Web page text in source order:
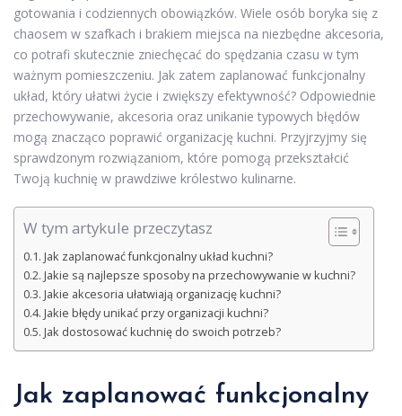
gotowania i codziennych obowiązków. Wiele osób boryka się z
chaosem w szafkach i brakiem miejsca na niezbędne akcesoria,
co potrafi skutecznie zniechęcać do spędzania czasu w tym
ważnym pomieszczeniu. Jak zatem zaplanować funkcjonalny
układ, który ułatwi życie i zwiększy efektywność? Odpowiednie
przechowywanie, akcesoria oraz unikanie typowych błędów
mogą znacząco poprawić organizację kuchni. Przyjrzyjmy się
sprawdzonym rozwiązaniom, które pomogą przekształcić
Twoją kuchnię w prawdziwe królestwo kulinarne.
W tym artykule przeczytasz
Jak zaplanować funkcjonalny układ kuchni?
Jakie są najlepsze sposoby na przechowywanie w kuchni?
Jakie akcesoria ułatwiają organizację kuchni?
Jakie błędy unikać przy organizacji kuchni?
Jak dostosować kuchnię do swoich potrzeb?
Jak zaplanować funkcjonalny